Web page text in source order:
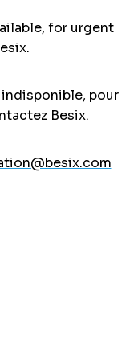
for urgent
pour
Besix.